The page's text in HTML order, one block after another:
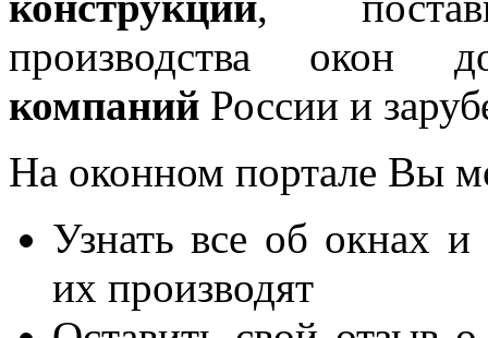
производства окон
компаний России и
На оконном портале Вы
Узнать все об окнах и
их производят